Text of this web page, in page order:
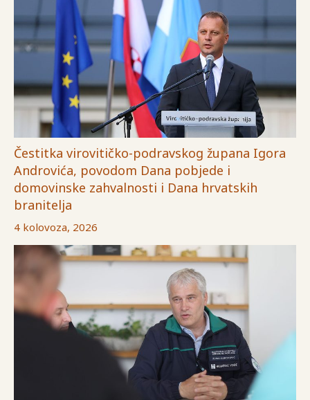
Čestitka virovitičko-podravskog župana Igora
Androvića, povodom Dana pobjede i
domovinske zahvalnosti i Dana hrvatskih
branitelja
4 kolovoza, 2026